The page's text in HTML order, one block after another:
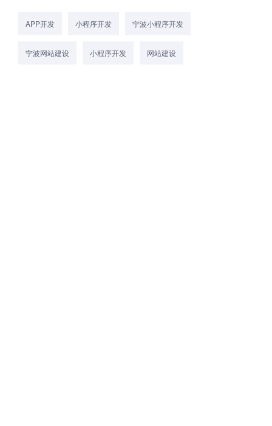
APP开发 小程序开发 宁波小程序开发
宁波网站建设 小程序开发 网站建设